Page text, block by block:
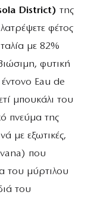
District) της
φέτος
με 82%
φυτική
Eau de
μπουκάλι του
πνεύμα της
με εξωτικές,
που
του μύρτιλου
του